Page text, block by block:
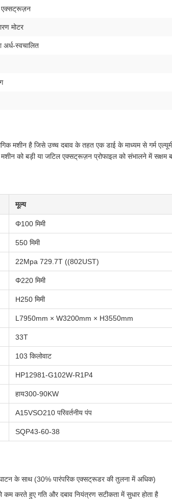
एक्सट्रूज़न
मोटर
अर्ध-स्वचालित
मशीन है जिसे उच्च दबाव के तहत एक डाई के माध्यम से गर्म
को बड़ी या जटिल एक्सट्रूज़न प्रोफाइल को संभालने में सक्षम
मूल्य
Φ100 मिमी
550 मिमी
22Mpa 729.7T ((802UST)
Φ220 मिमी
H250 मिमी
L7950mm × W3200mm × H3550mm
33T
103 किलोवाट
HP12981-G102W-R1P4
हाय300-90KW
A15VSO210 परिवर्तनीय पंप
SQP43-60-38
के साथ (30% पारंपरिक एक्सट्रूडर की तुलना में अधिक)
करते हुए गति और दबाव नियंत्रण सटीकता में सुधार होता है